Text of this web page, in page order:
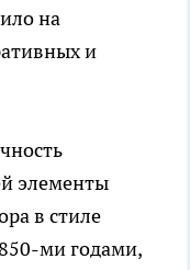
на
и
элементы
в стиле
ми годами,